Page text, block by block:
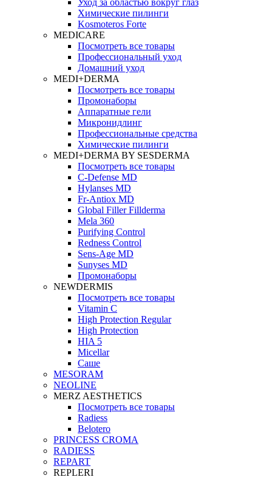
Уход за областью вокруг глаз
Химические пилинги
Kosmoteros Forte
MEDICARE
Посмотреть все товары
Профессиональный уход
Домашний уход
MEDI+DERMA
Посмотреть все товары
Промонаборы
Аппаратные гели
Микронидлинг
Профессиональные средства
Химические пилинги
MEDI+DERMA BY SESDERMA
Посмотреть все товары
C-Defense MD
Hylanses MD
Fr‑Antiox MD
Global Filler Fillderma
Mela 360
Purifying Control
Redness Control
Sens-Age MD
Sunyses MD
Промонаборы
NEWDERMIS
Посмотреть все товары
Vitamin C
High Protection Regular
High Protection
HIA 5
Micellar
Саше
MESORAM
NEOLINE
MERZ AESTHETICS
Посмотреть все товары
Radiess
Belotero
PRINCESS CROMA
RADIESS
REPART
REPLERI